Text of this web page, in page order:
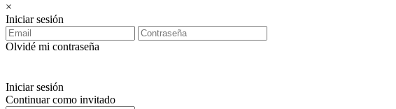
×
Iniciar sesión
Olvidé mi contraseña
Iniciar sesión
Continuar como invitado